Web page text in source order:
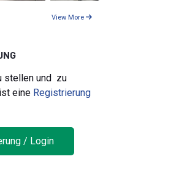
View More
stellen und zu
eine Registrierung
/ Login